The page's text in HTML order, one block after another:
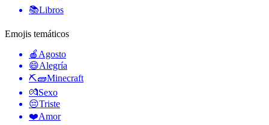
📚Libros
Emojis temáticos
🍎 Agosto
😄Alegría
⛏🧱Minecraft
💏Sexo
😔Triste
❤️Amor